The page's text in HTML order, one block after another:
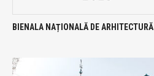
BIENALA NAȚIONALĂ DE ARHITECTURĂ